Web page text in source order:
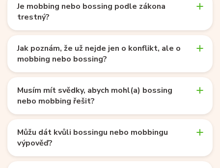
Je mobbing nebo bossing podle zákona
trestný?
Jak poznám, že už nejde jen o konflikt, ale o
mobbing nebo bossing?
Musím mít svědky, abych mohl(a) bossing
nebo mobbing řešit?
Můžu dát kvůli bossingu nebo mobbingu
výpověď?